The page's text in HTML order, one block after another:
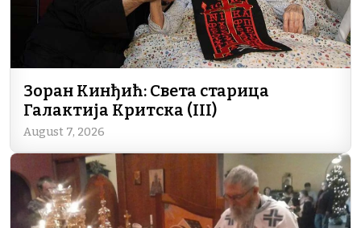
Зоран Кинђић: Света старица
Галактија Критска (III)
August 7, 2026